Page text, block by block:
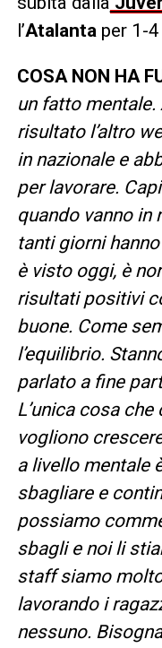
l’Atalantaper 1-4
COSA NON HA
un fatto
risultato l’altro
in nazionale e
per lavorare.
quando vanno in
tanti giorni
è visto oggi, è
risultati positivi
buone. Come
l’equilibrio.
parlato a fine
L’unica cosa
vogliono
a livello mentale
sbagliare e
possiamo
sbagli e noi li
staff siamo
lavorando i
nessuno.